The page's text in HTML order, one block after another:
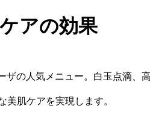
アの効果
の人気メニュー。白玉点滴、
肌ケアを実現します。